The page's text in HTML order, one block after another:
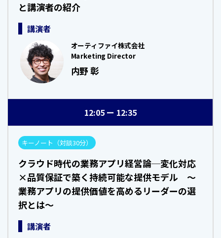
と講演者の紹介
講演者
オーティファイ株式会社
Marketing Director
内野 彰
12:05 12:35
キーノート（対談30分）
クラウド時代の業務アプリ経営論─変化対応
×品質保証で築く持続可能な提供モデル ～
業務アプリの提供価値を高めるリーダーの選
択とは～
講演者